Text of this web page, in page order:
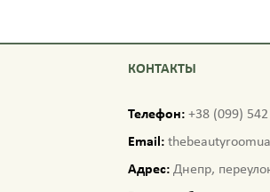
КОНТАКТЫ
Телефон: +38 (099)
Email:
Адрес: Днепр,